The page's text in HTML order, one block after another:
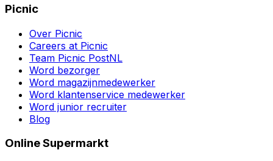
Picnic
Over Picnic
Careers at Picnic
Team Picnic PostNL
Word bezorger
Word magazijnmedewerker
Word klantenservice medewerker
Word junior recruiter
Blog
Online Supermarkt